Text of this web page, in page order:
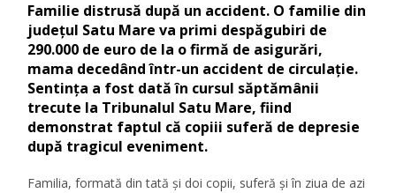
Familie distrusă după un accident. O familie din
judeţul Satu Mare va primi despăgubiri de
290.000 de euro de la o firmă de asigurări,
mama decedând într-un accident de circulaţie.
Sentinţa a fost dată în cursul săptămânii
trecute la Tribunalul Satu Mare, fiind
demonstrat faptul că copiii suferă de depresie
după tragicul eveniment.
Familia, formată din tată şi doi copii, suferă și în ziua de azi